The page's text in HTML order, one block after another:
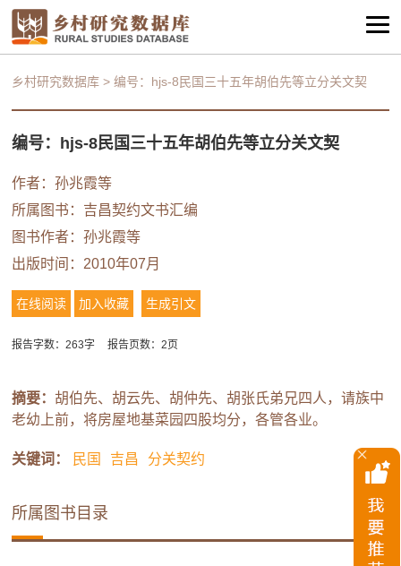
乡村研究数据库 >编号：hjs-8民国三十五年胡伯先等立分关文契
编号：hjs-8民国三十五年胡伯先等立分关文契
作者：孙兆霞等
所属图书： 吉昌契约文书汇编
图书作者：孙兆霞等
出版时间：2010年07月
在线阅读 加入收藏 生成引文
报告字数：263字 报告页数：2页
摘要： 胡伯先、胡云先、胡仲先、胡张氏弟兄四人，请族中
老幼上前，将房屋地基菜园四股均分，各管各业。
关键词： 民国 吉昌 分关契约
所属图书目录